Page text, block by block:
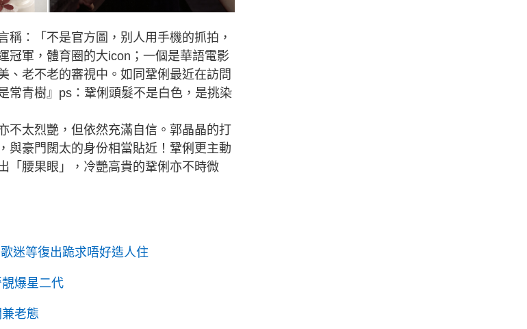
：「不是官方圖，别人用手機的抓拍，
冠軍，體育圈的大icon；一個是華語電影
、老不老的審視中。如同鞏俐最近在訪問
常青樹』ps：鞏俐頭髮不是白色，是挑染
不太烈艷，但依然充滿自信。郭晶晶的打
與豪門闊太的身份相當貼近！鞏俐更主動
「腰果眼」，冷艷高貴的鞏俐亦不時微
迷等復出跪求唔好造人住
爆星二代
老態